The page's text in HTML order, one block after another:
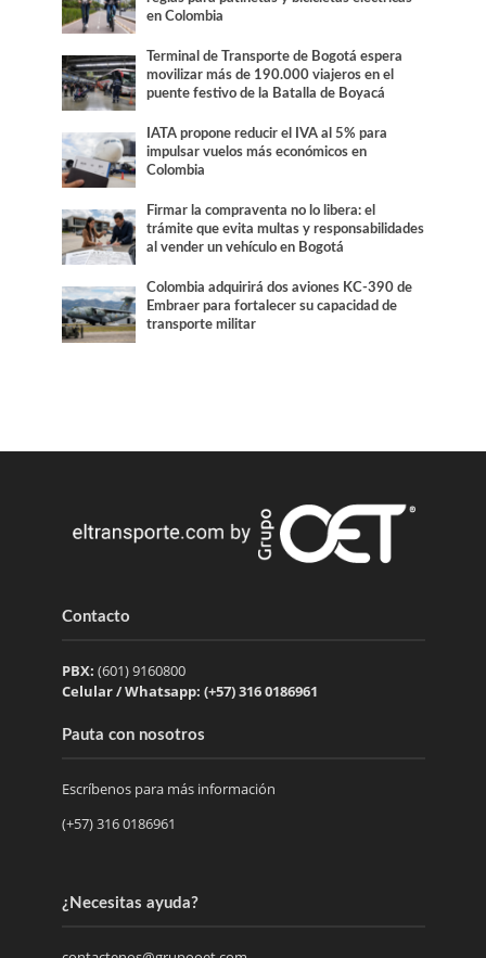
en Colombia
Terminal de Transporte de Bogotá espera
movilizar más de 190.000 viajeros en el
puente festivo de la Batalla de Boyacá
IATA propone reducir el IVA al 5% para
impulsar vuelos más económicos en
Colombia
Firmar la compraventa no lo libera: el
trámite que evita multas y responsabilidades
al vender un vehículo en Bogotá
Colombia adquirirá dos aviones KC-390 de
Embraer para fortalecer su capacidad de
transporte militar
Contacto
PBX: (601) 9160800
Celular / Whatsapp: (+57) 316 0186961
Pauta con nosotros
Escríbenos para más información
(+57) 316 0186961
¿Necesitas ayuda?